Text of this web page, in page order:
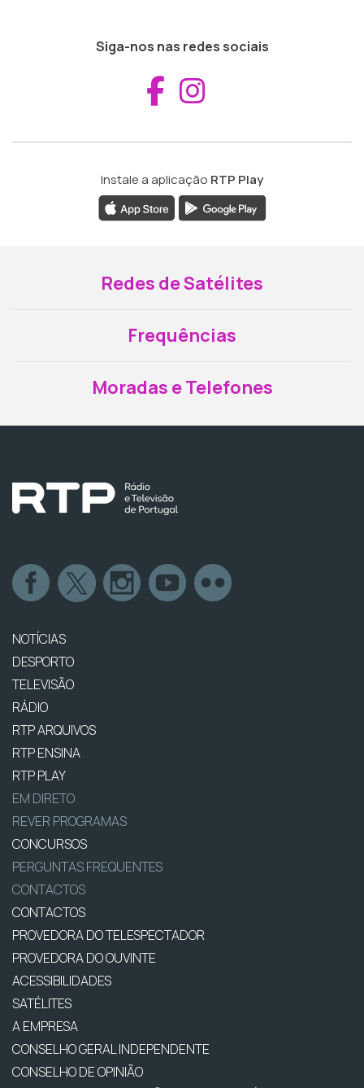
Siga-nos nas redes sociais
Aceder ao
Instale a aplicação RTP Play
Redes de Satélites
Frequências
Moradas e Telefones
NOTÍCIAS
DESPORTO
TELEVISÃO
RÁDIO
RTP ARQUIVOS
RTP ENSINA
RTP PLAY
EM DIRETO
REVER PROGRAMAS
CONCURSOS
PERGUNTAS FREQUENTES
CONTACTOS
CONTACTOS
PROVEDORA DO TELESPECTADOR
PROVEDORA DO OUVINTE
ACESSIBILIDADES
SATÉLITES
A EMPRESA
CONSELHO GERAL INDEPENDENTE
CONSELHO DE OPINIÃO